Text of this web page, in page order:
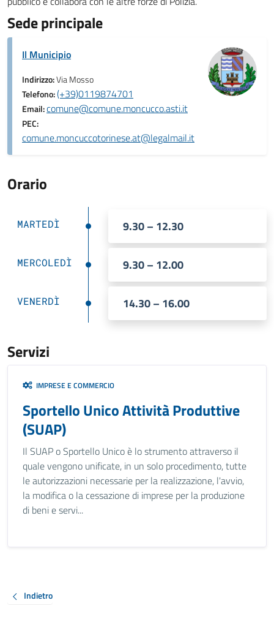
Sede principale
Il Municipio
Indirizzo:Via Mosso
Telefono:(+39)0119874701
Email:comune@comune.moncucco.asti.it
PEC:
comune.moncuccotorinese.at@legalmail.it
Orario
MARTEDÌ 9.30 – 12.30
MERCOLEDÌ 9.30 – 12.00
VENERDÌ 14.30 – 16.00
Servizi
IMPRESE E COMMERCIO
Sportello Unico Attività Produttive
(SUAP)
Il SUAP o Sportello Unico è lo strumento attraverso il
quale vengono unificate, in un solo procedimento, tutte
le autorizzazioni necessarie per la realizzazione, l'avvio,
la modifica o la cessazione di imprese per la produzione
di beni e servi...
Indietro